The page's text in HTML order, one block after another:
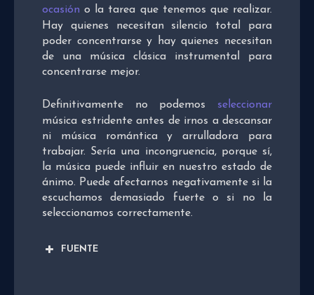
ocasión o la tarea que tenemos que realizar.
Hay quienes necesitan silencio total para
poder concentrarse y hay quienes necesitan
de una música clásica instrumental para
concentrarse mejor.
Definitivamente no podemos seleccionar
música estridente antes de irnos a descansar
ni música romántica y arrulladora para
trabajar. Sería una incongruencia, porque sí,
la música puede influir en nuestro estado de
ánimo. Puede afectarnos negativamente si la
escuchamos demasiado fuerte o si no la
seleccionamos correctamente.
FUENTE